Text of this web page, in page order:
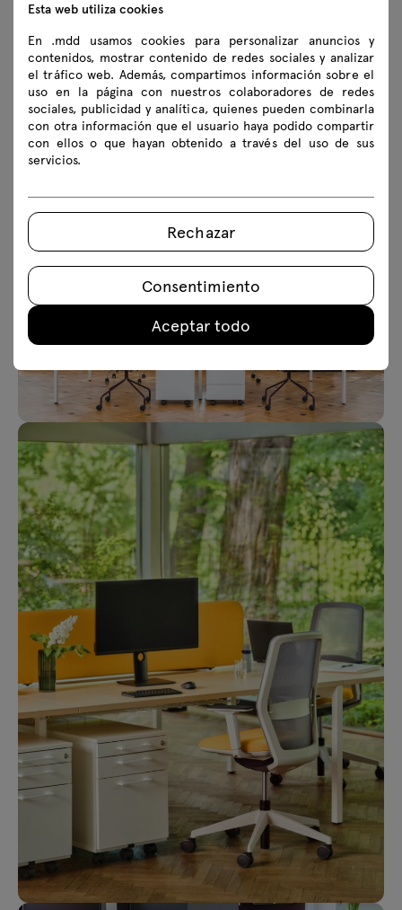
Esta web utiliza cookies
En .mdd usamos cookies para personalizar anuncios y
contenidos, mostrar contenido de redes sociales y analizar
el tráfico web. Además, compartimos información sobre el
uso en la página con nuestros colaboradores de redes
sociales, publicidad y analítica, quienes pueden combinarla
con otra información que el usuario haya podido compartir
con ellos o que hayan obtenido a través del uso de sus
servicios.
Rechazar
Consentimiento
Aceptar todo